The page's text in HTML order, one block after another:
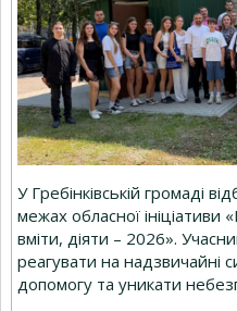
У Гребінківській громаді
межах обласної
вміти, діяти – 2026».
реагувати на надзвичайні
допомогу та уникати